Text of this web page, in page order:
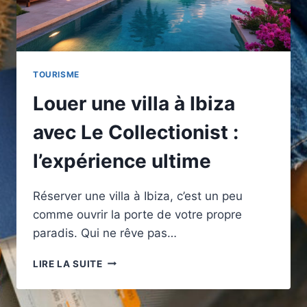
TOURISME
Louer une villa à Ibiza
avec Le Collectionist :
l’expérience ultime
Réserver une villa à Ibiza, c’est un peu
comme ouvrir la porte de votre propre
paradis. Qui ne rêve pas…
LIRE LA SUITELOUER
VILLA